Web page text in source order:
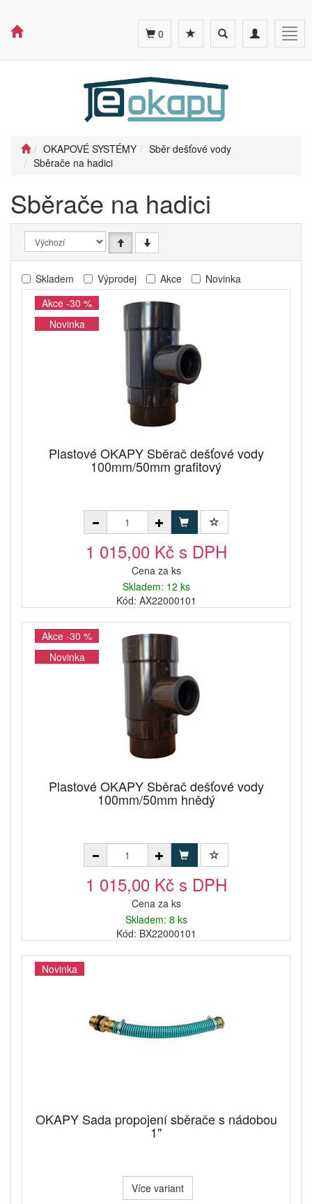
Toggle
navigation
Toggle
search
0
OKAPOVÉ SYSTÉMY
Sběr dešťové vody
Sběrače na hadici
Sběrače na hadici
Skladem Výprodej Akce
Novinka
Akce -30 %
Novinka
Plastové OKAPY Sběrač dešťové vody
100mm/50mm grafitový
1 015,00 Kč s DPH
Cena za ks
Skladem: 12 ks
Kód: AX22000101
Akce -30 %
Novinka
Plastové OKAPY Sběrač dešťové vody
100mm/50mm hnědý
1 015,00 Kč s DPH
Cena za ks
Skladem: 8 ks
Kód: BX22000101
Novinka
OKAPY Sada propojení sběrače s nádobou
1"
Více variant